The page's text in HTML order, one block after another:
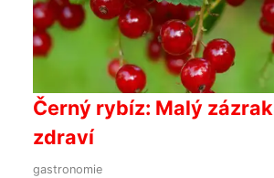
Černý rybíz: Malý
zdraví
gastronomie